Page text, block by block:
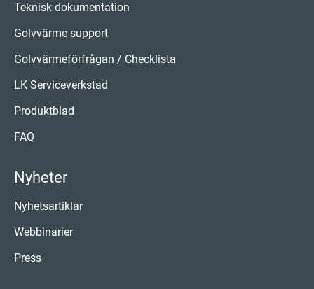
Teknisk dokumentation
Golvvärme support
Golvvärmeförfrågan / Checklista
LK Serviceverkstad
Produktblad
FAQ
Nyheter
Nyhetsartiklar
Webbinarier
Press